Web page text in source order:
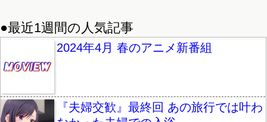
●最近1週間の人気記事
2024年4月 春のアニメ新番組
『夫婦交歓』最終回 あの旅行では叶わ